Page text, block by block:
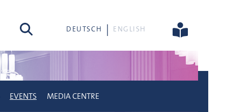
search DEUTSCH ENGLISH
EVENTS MEDIA CENTRE